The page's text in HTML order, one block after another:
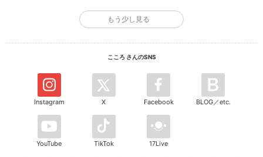
Q. 幸せを感じる瞬間は？
たくさん笑ってる時
一途で尽くしてくれる人
Q. あなたは何フェチ？
香り・ひげ
Q. 私の前世は○○です。
もう少し見る
こころ さんのSNS
Instagram X Facebook BLOG／etc.
YouTube TikTok 17Live